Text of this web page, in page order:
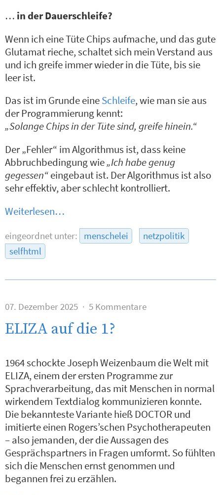
… in der Dauerschleife?
Wenn ich eine Tüte Chips aufmache, und das gute
Glutamat rieche, schaltet sich mein Verstand aus
und ich greife immer wieder in die Tüte, bis sie
leer ist.
Das ist im Grunde eineSchleife, wie man sie aus
der Programmierung kennt:
„Solange Chips in der Tüte sind, greife hinein.“
Der „Fehler“ im Algorithmus ist, dass keine
Abbruchbedingung wie„Ich habe genug
gegessen“eingebaut ist. Der Algorithmus ist also
sehr effektiv, aber schlecht kontrolliert.
Weiterlesen…
eingeordnet unter: menschelei
netzpolitik
selfhtml
07. Dezember 2025 5 Kommentare
ELIZA auf die 1?
1964 schockte Joseph Weizenbaum die Welt mit
ELIZA, einem der ersten Programme zur
Sprachverarbeitung, das mit Menschen in normal
wirkendem Textdialog kommunizieren konnte.
Die bekannteste Variante hieß DOCTOR und
imitierte einen Rogers’schen Psychotherapeuten
– also jemanden, der die Aussagen des
Gesprächspartners in Fragen umformt. So fühlten
sich die Menschen ernst genommen und
begannen frei zu erzählen.